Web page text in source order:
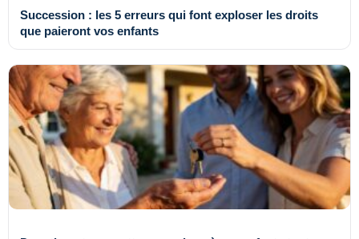
Succession : les 5 erreurs qui font exploser les droits
que paieront vos enfants